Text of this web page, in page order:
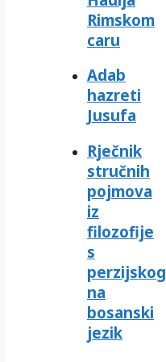
Rimskom
caru
Adab
hazreti
Jusufa
Rječnik
stručnih
pojmova
iz
filozofije
s
perzijskog
na
bosanski
jezik